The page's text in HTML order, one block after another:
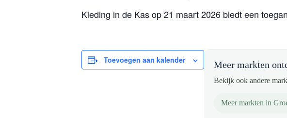
Kleding in de Kas op 21 maart 2026 biedt een
Toevoegen aan kalender Meer markten
Bekijk ook andere
Meer markten in